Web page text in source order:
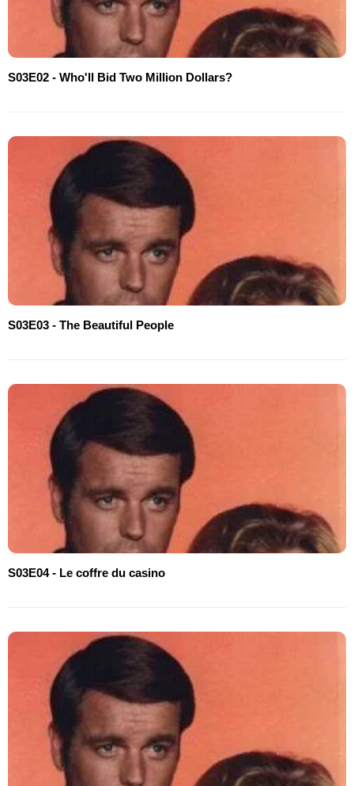
S03E02 - Who'll Bid Two Million Dollars?
S03E03 - The Beautiful People
S03E04 - Le coffre du casino